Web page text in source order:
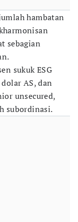
hambatan
sebagian
sukuk ESG
AS, dan
unsecured,
subordinasi.